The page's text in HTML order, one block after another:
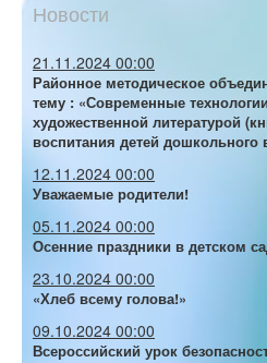
Новости
21.11.2024 00:00
Районное методическое
тему : «Современные
художественной литературой
воспитания детей дошкольного
12.11.2024 00:00
Уважаемые родители!
05.11.2024 00:00
Осенние праздники в детском
23.10.2024 00:00
«Хлеб всему голова!»
09.10.2024 00:00
Всероссийский урок